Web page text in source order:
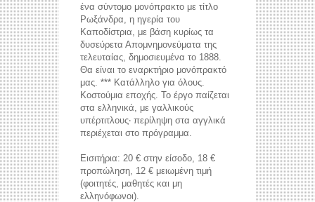
ένα σύντομο μονόπρακτο με τίτλο
Ρωξάνδρα, η ηγερία του
Καποδίστρια, με βάση κυρίως τα
δυσεύρετα Απομνημονεύματα της
τελευταίας, δημοσιευμένα το 1888.
Θα είναι το εναρκτήριο μονόπρακτό
μας. *** Κατάλληλο για όλους.
Κοστούμια εποχής. Το έργο παίζεται
στα ελληνικά, με γαλλικούς
υπέρτιτλους‧ περίληψη στα αγγλικά
περιέχεται στο πρόγραμμα.
Εισιτήρια: 20 € στην είσοδο, 18 €
προπώληση, 12 € μειωμένη τιμή
(φοιτητές, μαθητές και μη
ελληνόφωνοι).